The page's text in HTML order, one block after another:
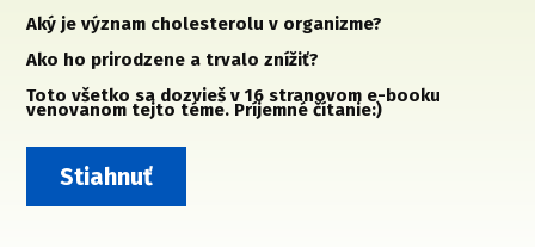
Aký je význam cholesterolu v organizme?
Ako ho prirodzene a trvalo znížiť?
Toto všetko sa dozvieš v 16 stranovom e-booku
venovanom tejto téme. Príjemné čítanie:)
Stiahnuť